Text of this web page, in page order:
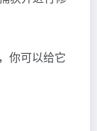
你可以给它